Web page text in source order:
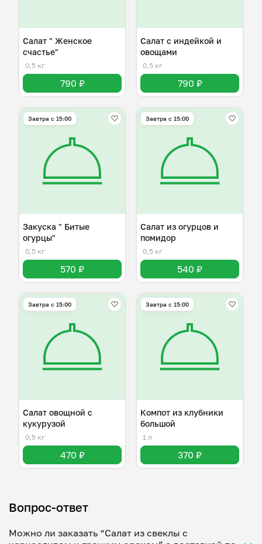
Салат " Женское
счастье"
0,5 кг
790 ₽
Салат с индейкой и
овощами
0,5 кг
790 ₽
Завтра c 15:00
Закуска " Битые
огурцы"
0,5 кг
570 ₽
Завтра c 15:00
Салат из огурцов и
помидор
0,5 кг
540 ₽
Завтра c 15:00
Салат овощной с
кукурузой
0,5 кг
470 ₽
Завтра c 15:00
Компот из клубники
большой
1 л
370 ₽
Вопрос-ответ
Можно ли заказать “Салат из свеклы с